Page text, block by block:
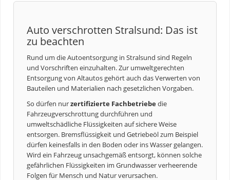
Auto verschrotten Stralsund: Das ist
zu beachten
Rund um dieAutoentsorgung in Stralsund sind Regeln
und Vorschriften einzuhalten. Zur umweltgerechten
Entsorgung von Altautos gehört auch das Verwerten von
Bauteilen und Materialien nach gesetzlichen Vorgaben.
So dürfen nurzertifizierte Fachbetriebedie
Fahrzeugverschrottung durchführen und
umweltschädliche Flüssigkeiten auf sichere Weise
entsorgen. Bremsflüssigkeit und Getriebeöl zum Beispiel
dürfen keinesfalls in den Boden oder ins Wasser gelangen.
Wird ein Fahrzeug unsachgemäß entsorgt, können solche
gefährlichen Flüssigkeiten im Grundwasser verheerende
Folgen für Mensch und Natur verursachen.